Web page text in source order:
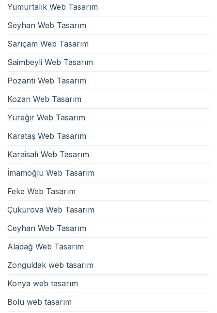
Yumurtalık Web Tasarım
Seyhan Web Tasarım
Sarıçam Web Tasarım
Saimbeyli Web Tasarım
Pozantı Web Tasarım
Kozan Web Tasarım
Yüreğir Web Tasarım
Karataş Web Tasarım
Karaisalı Web Tasarım
İmamoğlu Web Tasarım
Feke Web Tasarım
Çukurova Web Tasarım
Ceyhan Web Tasarım
Aladağ Web Tasarım
Zonguldak web tasarım
Konya web tasarım
Bolu web tasarım